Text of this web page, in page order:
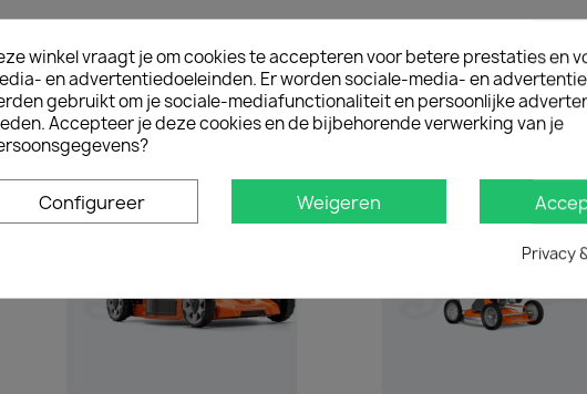
producten
winkel vraagt je om cookies te accepteren voor betere prestaties en
en advertentiedoeleinden. Er worden sociale-media- en
gebruikt om je sociale-mediafunctionaliteit en persoonlijke
Accepteer je deze cookies en de bijbehorende verwerking van je
Configureer Weigeren
Privacy